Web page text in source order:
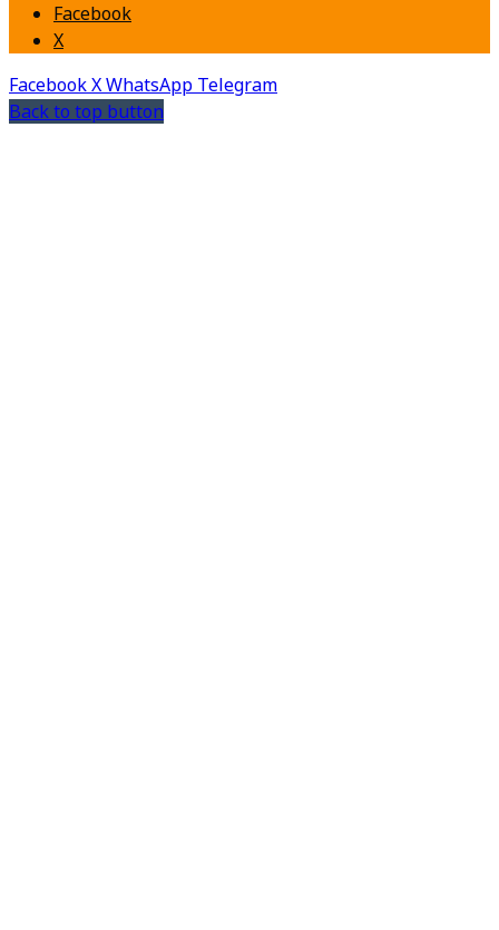
Facebook
X
FacebookXWhatsApp Telegram
Back to top button